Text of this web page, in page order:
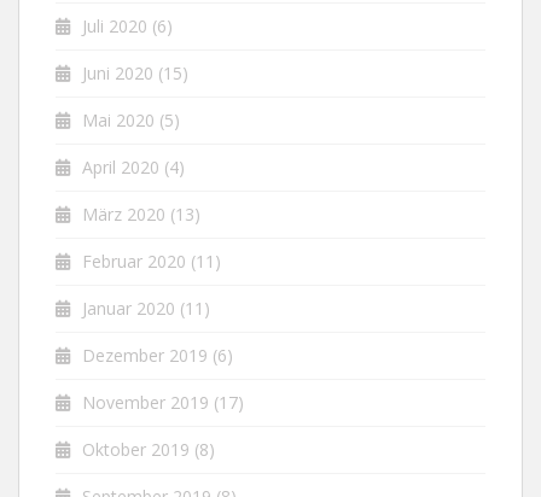
Juli 2020 (6)
Juni 2020 (15)
Mai 2020 (5)
April 2020 (4)
März 2020 (13)
Februar 2020 (11)
Januar 2020 (11)
Dezember 2019 (6)
November 2019 (17)
Oktober 2019 (8)